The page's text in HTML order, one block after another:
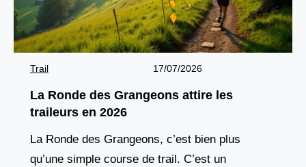
Trail 17/07/2026
La Ronde des Grangeons attire les
traileurs en 2026
La Ronde des Grangeons, c’est bien plus
qu’une simple course de trail. C’est un